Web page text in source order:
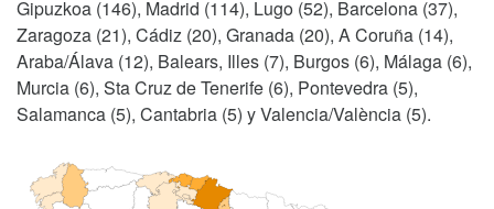
Gipuzkoa (146), Madrid (114), Lugo (52), Barcelona (37),
Zaragoza (21), Cádiz (20), Granada (20), A Coruña (14),
Araba/Álava (12), Balears, Illes (7), Burgos (6), Málaga (6),
Murcia (6), Sta Cruz de Tenerife (6), Pontevedra (5),
Salamanca (5), Cantabria (5) y Valencia/València (5).